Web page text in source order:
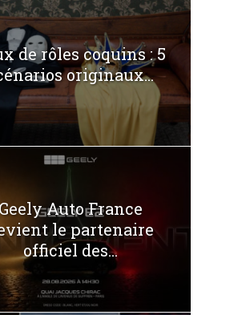
de rôles coquins : 5
originaux...
Geely Auto France
le partenaire
officiel des...